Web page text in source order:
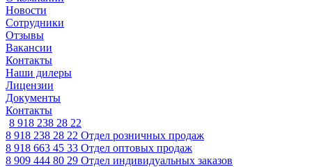
Новости
Сотрудники
Отзывы
Вакансии
Контакты
Наши дилеры
Лицензии
Документы
Контакты
8 918 238 28 22
8 918 238 28 22 Отдел розничных продаж
8 918 663 45 33 Отдел оптовых продаж
8 909 444 80 29 Отдел индивидуальных заказов